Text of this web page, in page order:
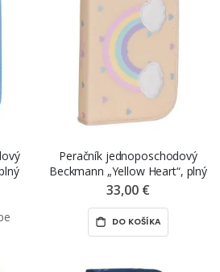
Peračník jednoposchodový
Beckmann „Yellow Heart“, plný
33,00 €
DO KOŠÍKA